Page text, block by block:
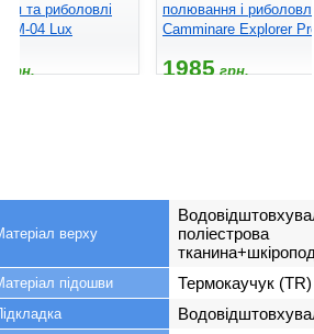
та риболовлі
04 Lux
грн.
полювання і риболовлі
Camminare Explorer Pro
1985грн.
верху
поліестрова
підошви Термокаучук (TR)